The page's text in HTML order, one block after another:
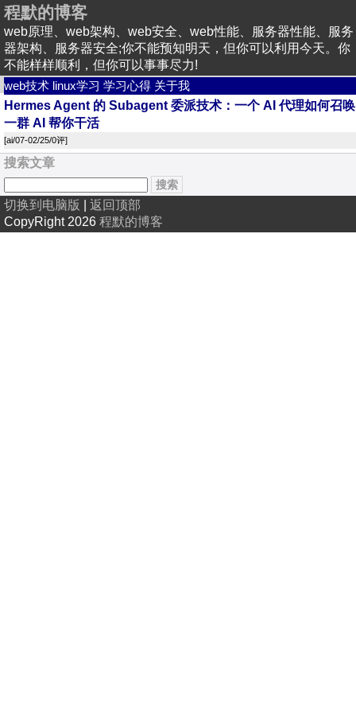
程默的博客
web原理、web架构、web安全、web性能、服务器性能、服务
器架构、服务器安全;你不能预知明天，但你可以利用今天。你
不能样样顺利，但你可以事事尽力!
web技术 linux学习 学习心得 关于我
Hermes Agent 的 Subagent 委派技术：一个 AI 代理如何召唤
一群 AI 帮你干活
[ai/07-02/25/0评]
搜索文章
切换到电脑版
返回顶部
CopyRight 2026 程默的博客